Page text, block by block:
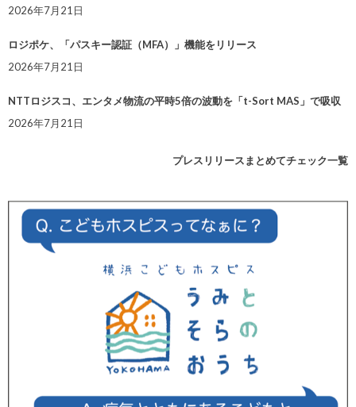
2026年7月21日
ロジポケ、「パスキー認証（MFA）」機能をリリース
2026年7月21日
NTTロジスコ、エンタメ物流の平時5倍の波動を「t-Sort MAS」で吸収
2026年7月21日
プレスリリースまとめてチェック一覧